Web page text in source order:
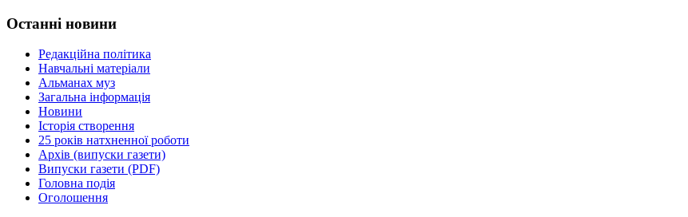
Останні новини
Редакційна політика
Навчальні матеріали
Альманах муз
Загальна інформація
Новини
Історія створення
25 років натхненної роботи
Архів (випуски газети)
Випуски газети (PDF)
Головна подія
Оголошення